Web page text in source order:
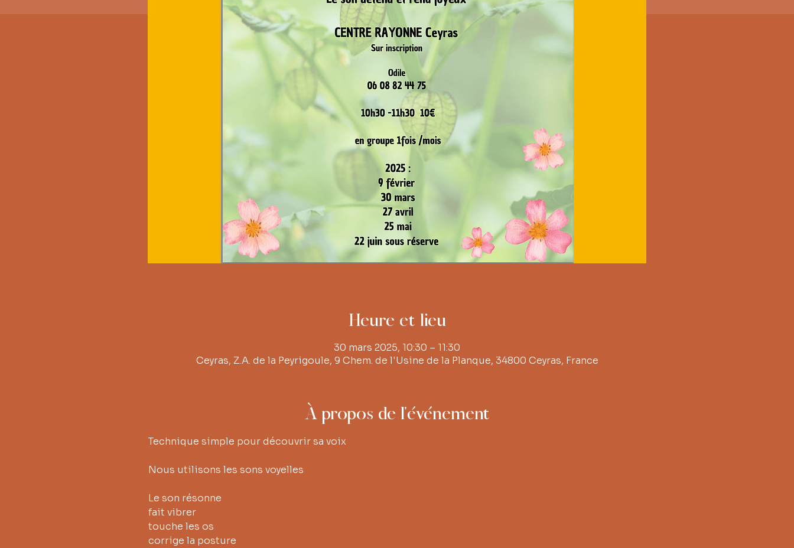
Heure et lieu
30 mars 2025, 10:30 – 11:30
Ceyras, Z.A. de la Peyrigoule, 9 Chem. de l'Usine de la Planque, 34800 Ceyras, France
À propos de l'événement
Technique simple pour découvrir sa voix
Nous utilisons les sons voyelles
Le son résonne
fait vibrer
touche les os
corrige la posture